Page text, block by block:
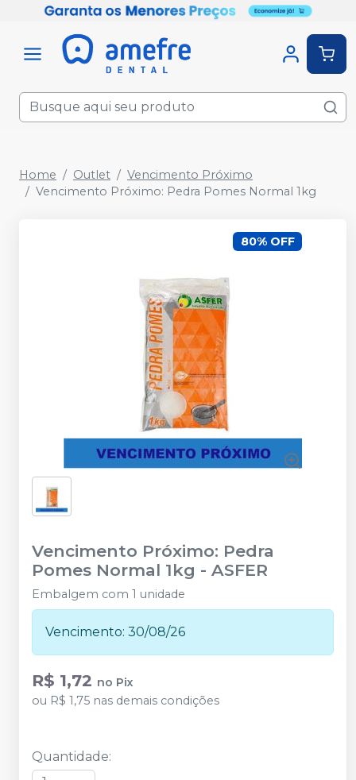
Home Outlet
Vencimento Próximo
Vencimento Próximo: Pedra Pomes Normal 1kg
80% OFF
Vencimento Próximo: Pedra
Pomes Normal 1kg - ASFER
Embalgem com 1 unidade
Vencimento: 30/08/26
R$ 1,72 no Pix
ou R$ 1,75 nas demais condições
Quantidade: